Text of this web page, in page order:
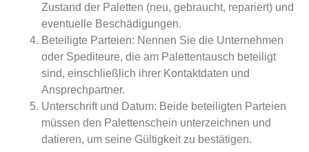
Zustand der Paletten (neu, gebraucht, repariert) und
eventuelle Beschädigungen.
Beteiligte Parteien: Nennen Sie die Unternehmen
oder Spediteure, die am Palettentausch beteiligt
sind, einschließlich ihrer Kontaktdaten und
Ansprechpartner.
Unterschrift und Datum: Beide beteiligten Parteien
müssen den Palettenschein unterzeichnen und
datieren, um seine Gültigkeit zu bestätigen.